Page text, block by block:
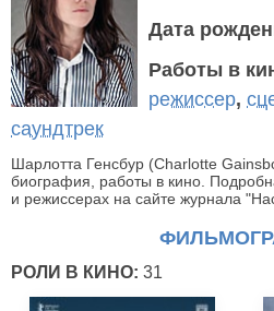
Дата
Работы в
режиссер,
саундтрек
Шарлотта Генсбур (Charlotte
биография, работы в кино.
и режиссерах на сайте журнала
РОЛИ В КИНО: 31